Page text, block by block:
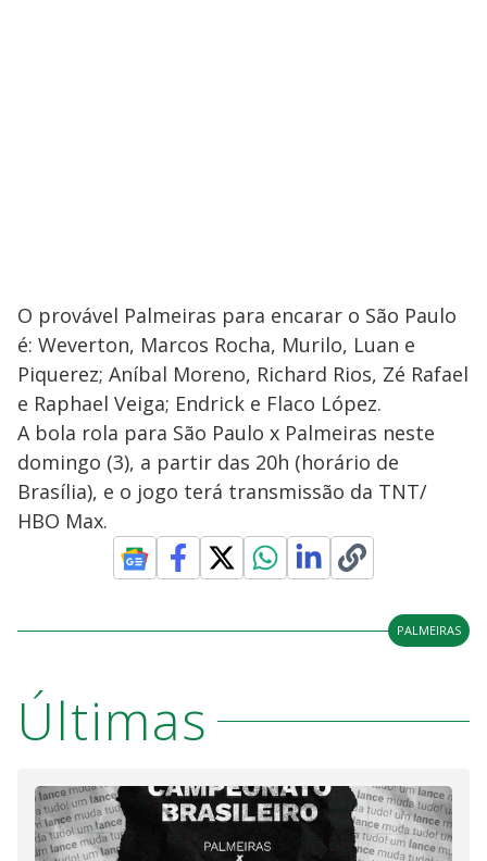
O provável Palmeiras para encarar o São Paulo
é: Weverton, Marcos Rocha, Murilo, Luan e
Piquerez; Aníbal Moreno, Richard Rios, Zé Rafael
e Raphael Veiga; Endrick e Flaco López.
A bola rola para São Paulo x Palmeiras neste
domingo (3), a partir das 20h (horário de
Brasília), e o jogo terá transmissão da TNT/
HBO Max.
PALMEIRAS
Últimas